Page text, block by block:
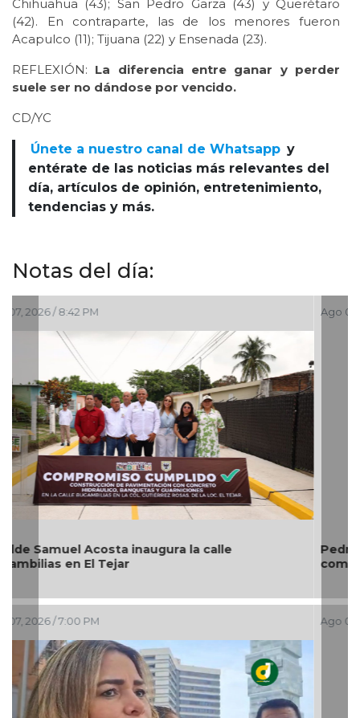
Chihuahua (43); San Pedro Garza (43) y Querétaro
(42). En contraparte, las de los menores fueron
Acapulco (11); Tijuana (22) y Ensenada (23).
REFLEXIÓN: La diferencia entre ganar y perder
suele ser no dándose por vencido.
CD/YC
Únete a nuestro canal de Whatsapp y
entérate de las noticias más relevantes del
día, artículos de opinión, entretenimiento,
tendencias y más.
Notas del día:
Ago 07, 2026 / 6:20 PM
Pedro de Jesús Rosado Guzmán rinde protesta
como alcalde suplente de Úrsulo Galván
Ago 07, 2026 / 5:53 PM